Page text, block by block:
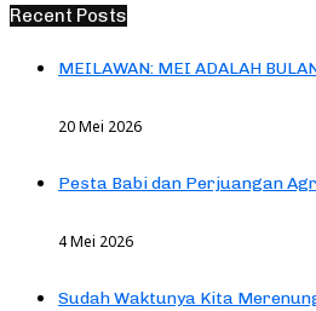
Recent Posts
MEILAWAN: MEI ADALAH
20 Mei 2026
Pesta Babi dan Perjuangan
4 Mei 2026
Sudah Waktunya Kita